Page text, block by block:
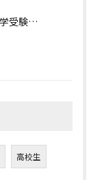
【大学受験 受験対策ページ】自分の現在地
高校生